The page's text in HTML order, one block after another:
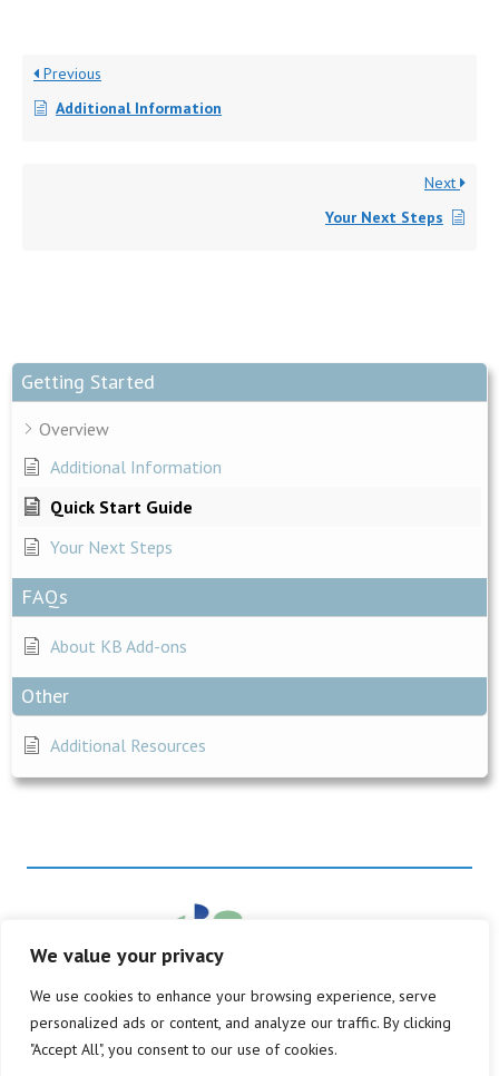
We value your privacy
We use cookies to enhance your browsing experience, serve
personalized ads or content, and analyze our traffic. By clicking
"Accept All", you consent to our use of cookies.
Getting Started
Overview
Additional Information
Quick Start Guide
Your Next Steps
FAQs
About KB Add-ons
Other
Additional Resources
Previous
Additional Information
Next
Your Next Steps
© Copyright 2026
Alle rechten voorbehouden